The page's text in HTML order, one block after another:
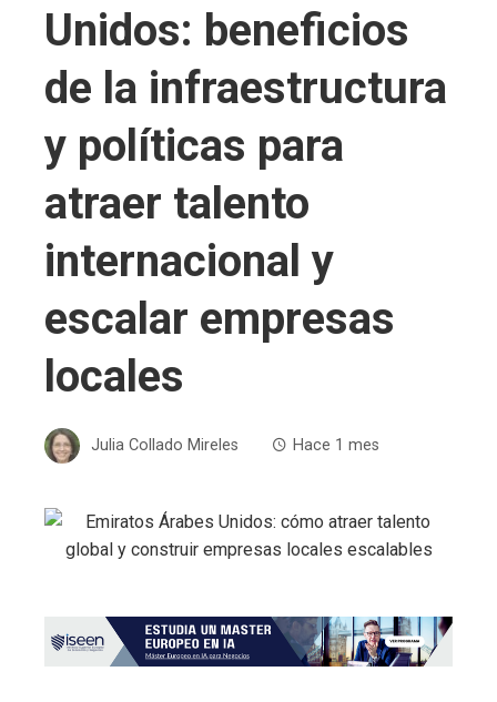
Unidos: beneficios
de la infraestructura
y políticas para
atraer talento
internacional y
escalar empresas
locales
Julia Collado Mireles Hace 1 mes